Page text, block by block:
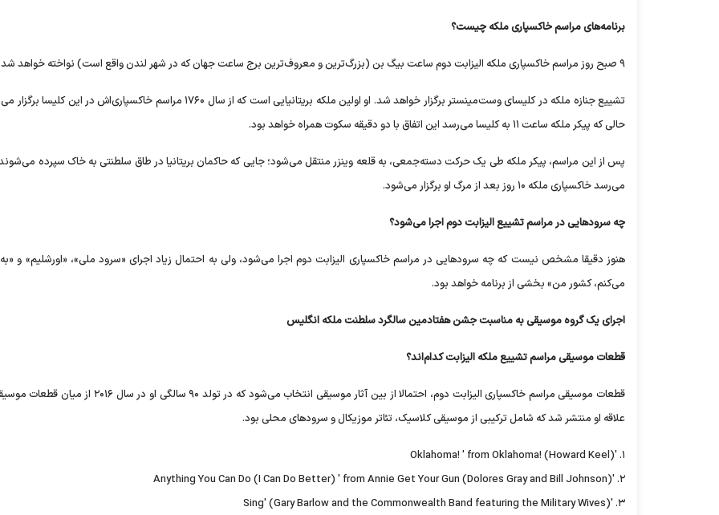
برنامه‌های مراسم خاکسپاری ملکه چیست؟
۹ صبح روز مراسم خاکسپاری ملکه الیزابت دوم ساعت بیگ بن (بزرگ‌ترین و معروف‌ترین برج ساعت جهان که در شهر لندن واقع است) نواخته خواهد شد.
تشییع جنازه ملکه در کلیسای وست‌مینستر برگزار خواهد شد. او اولین ملکه بریتانیایی است که از سال ۱۷۶۰ مراسم خاکسپاری‌اش در
حالی که پیکر ملکه ساعت ۱۱ به کلیسا می‌رسد این اتفاق با دو دقیقه سکوت همراه خواهد بود.
پس از این مراسم، پیکر ملکه طی یک حرکت دسته‌جمعی، به قلعه وینزر منتقل می‌شود؛ جایی که حاکمان بریتانیا در طاق سلطنتی به خاک سپرده
می‌رسد خاکسپاری ملکه ۱۰ روز بعد از مرگ او برگزار می‌شود.
چه سرود‌هایی در مراسم تشییع الیزابت دوم اجرا می‌شود؟
هنوز دقیقا مشخص نیست که چه سرود‌هایی در مراسم خاکسپاری الیزابت دوم اجرا می‌شود، ولی به احتمال زیاد اجرای «سرود ملی»، «اورشلیم» و
می‌کنم، کشور من» بخشی از برنامه خواهد بود.
اجرای یک گروه موسیقی به مناسبت جشن هفتادمین سالگرد سلطنت ملکه انگلیس
قطعات موسیقی مراسم تشییع ملکه الیزابت کدام‌اند؟
قطعات موسیقی مراسم خاکسپاری الیزابت دوم، احتمالا از بین آثار موسیقی انتخاب می‌شود که در تولد ۹۰ سالگی
علاقه او منتشر شد که شامل ترکیبی از موسیقی کلاسیک، تئاتر موزیکال و سرود‌های محلی بود.
۱. 'Oklahoma! ' from Oklahoma! (Howard Keel)
۲. 'Anything You Can Do (I Can Do Better) ' from Annie Get Your Gun (Dolores Gray and Bill Johnson)
۳. 'Sing' (Gary Barlow and the Commonwealth Band featuring the Military Wives)